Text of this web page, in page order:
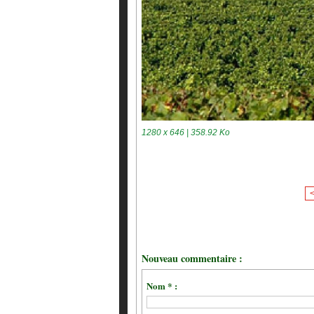
1280 x 646 | 358.92 Ko
<
Nouveau commentaire :
Nom * :